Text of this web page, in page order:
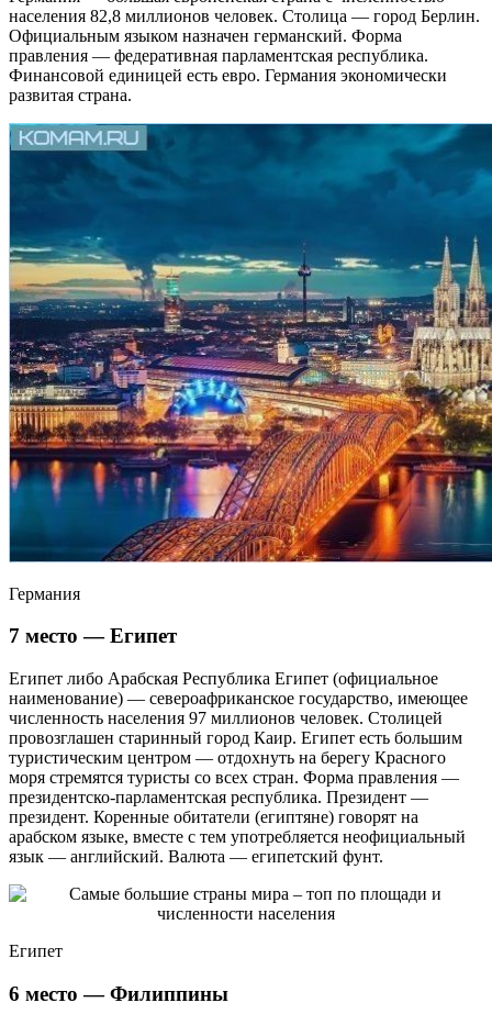
населения 82,8 миллионов человек. Столица — город Берлин.
Официальным языком назначен германский. Форма
правления — федеративная парламентская республика.
Финансовой единицей есть евро. Германия экономически
развитая страна.
Германия
7 место — Египет
Египет либо Арабская Республика Египет (официальное
наименование) — североафриканское государство, имеющее
численность населения 97 миллионов человек. Столицей
провозглашен старинный город Каир. Египет есть большим
туристическим центром — отдохнуть на берегу Красного
моря стремятся туристы со всех стран. Форма правления —
президентско-парламентская республика. Президент —
президент. Коренные обитатели (египтяне) говорят на
арабском языке, вместе с тем употребляется неофициальный
язык — английский. Валюта — египетский фунт.
Египет
6 место — Филиппины